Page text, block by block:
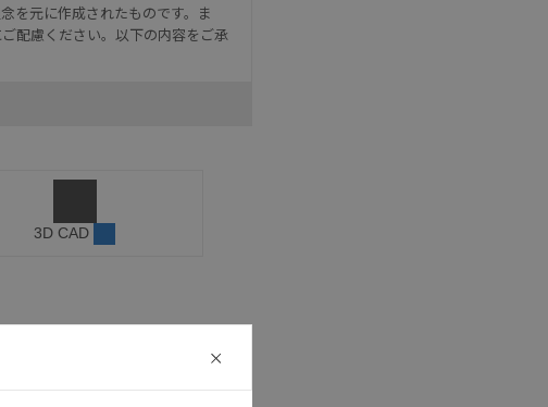
を元に作成されたものです。ま
配慮ください。以下の内容をご承
全体として危険を知らせたり、冗
図した用途に対して適切に配電・
ては機器・装置の機能や安全性を
いる可能性があります。改めて当
3D CAD